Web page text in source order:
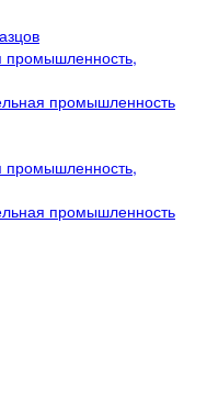
промышленность,
промышленность
промышленность,
промышленность